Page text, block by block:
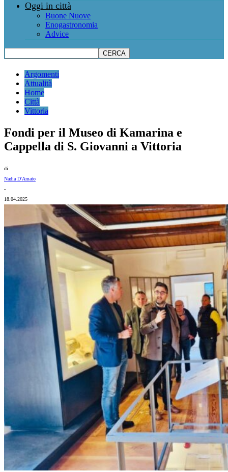
Oggi in città
Buone Nuove
Enogastronomia
Advice
Argomenti
Attualità
Home
Città
Vittoria
Fondi per il Museo di Kamarina e
Cappella di S. Giovanni a Vittoria
di
Nadia D'Amato
-
18.04.2025